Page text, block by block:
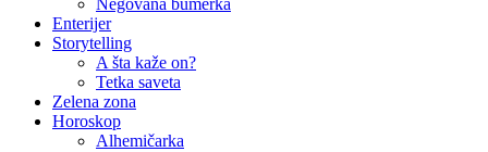
Negovana bumerka
Enterijer
Storytelling
A šta kaže on?
Tetka saveta
Zelena zona
Horoskop
Alhemičarka